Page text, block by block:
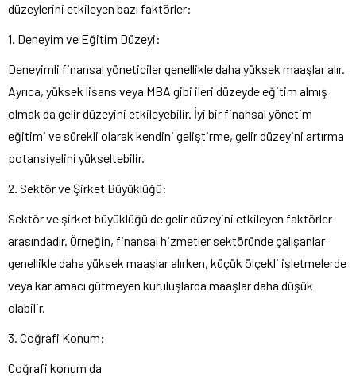
düzeylerini etkileyen bazı faktörler:
1. Deneyim ve Eğitim Düzeyi:
Deneyimli finansal yöneticiler genellikle daha yüksek maaşlar alır.
Ayrıca, yüksek lisans veya MBA gibi ileri düzeyde eğitim almış
olmak da gelir düzeyini etkileyebilir. İyi bir finansal yönetim
eğitimi ve sürekli olarak kendini geliştirme, gelir düzeyini artırma
potansiyelini yükseltebilir.
2. Sektör ve Şirket Büyüklüğü:
Sektör ve şirket büyüklüğü de gelir düzeyini etkileyen faktörler
arasındadır. Örneğin, finansal hizmetler sektöründe çalışanlar
genellikle daha yüksek maaşlar alırken, küçük ölçekli işletmelerde
veya kar amacı gütmeyen kuruluşlarda maaşlar daha düşük
olabilir.
3. Coğrafi Konum:
Coğrafi konum da